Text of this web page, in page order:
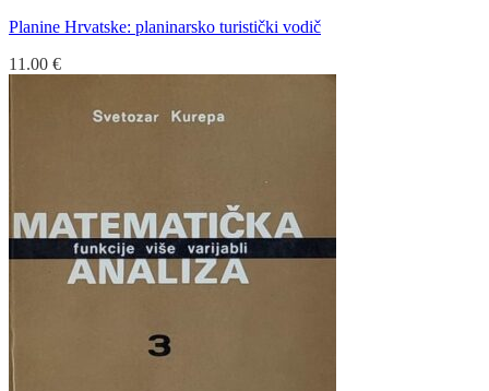
Planine Hrvatske: planinarsko turistički vodič
11.00 €